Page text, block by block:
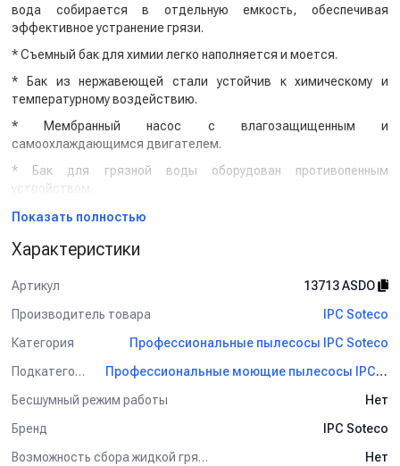
вода собирается в отдельную емкость, обеспечивая
эффективное устранение грязи.
* Съемный бак для химии легко наполняется и моется.
* Бак из нержавеющей стали устойчив к химическому и
температурному воздействию.
* Мембранный насос с влагозащищенным и
самоохлаждающимся двигателем.
* Бак для грязной воды оборудован противопенным
устройством.
ВНИМАНИЕ !Докупив набор для сухой уборки. Вы можете
пылесоса для сбора пыли и грязи!
Показать полностью
Характеристики
Артикул
13713 ASDO
Производитель товара
IPC Soteco
Категория
Профессиональные пылесосы IPC Soteco
Подкатегория
Профессиональные моющие пылесосы IPC Soteco
Бесшумный режим работы
Нет
Бренд
IPC Soteco
Возможность сбора жидкой грязи
Нет